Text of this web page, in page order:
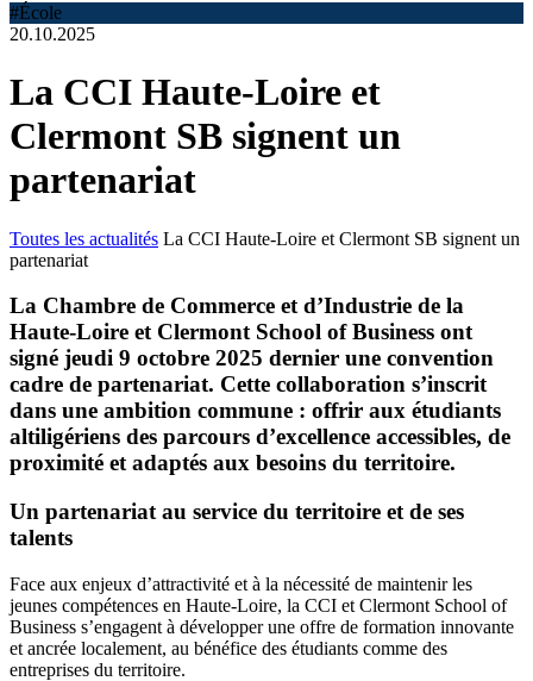
#École
20.10.2025
La CCI Haute-Loire et
Clermont SB signent un
partenariat
Toutes les actualités La CCI Haute-Loire et Clermont SB signent un
partenariat
La Chambre de Commerce et d’Industrie de la
Haute-Loire et Clermont School of Business ont
signé jeudi 9 octobre 2025 dernier une convention
cadre de partenariat. Cette collaboration s’inscrit
dans une ambition commune : offrir aux étudiants
altiligériens des parcours d’excellence accessibles, de
proximité et adaptés aux besoins du territoire.
Un partenariat au service du territoire et de ses
talents
Face aux enjeux d’attractivité et à la nécessité de maintenir les
jeunes compétences en Haute-Loire, la CCI et Clermont School of
Business s’engagent à développer une offre de formation innovante
et ancrée localement, au bénéfice des étudiants comme des
entreprises du territoire.